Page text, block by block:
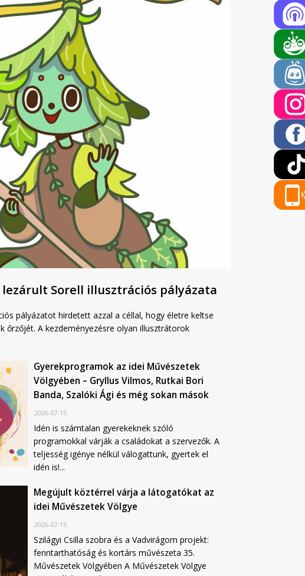
Sorell illusztrációs pályázata
pályázatot hirdetett azzal a céllal, hogy életre keltse
őrzőjét. A kezdeményezésre olyan illusztrátorok
Gyerekprogramok az idei Művészetek
Völgyében – Gryllus Vilmos, Rutkai Bori
Banda, Szalóki Ági és még sokan mások
2026-07-15
Idén is számtalan gyerekeknek szóló
programokkal várják a családokat a szervezők. A
teljesség igénye nélkül válogattunk, gyertek el
idén is!...
Megújult köztérrel várja a látogatókat az
idei Művészetek Völgye
2026-07-15
Szilágyi Csilla szobra és a Vadvirágom projekt:
fenntarthatóság és kortárs művészeta 35.
Művészetek Völgyében A Művészetek Völgye